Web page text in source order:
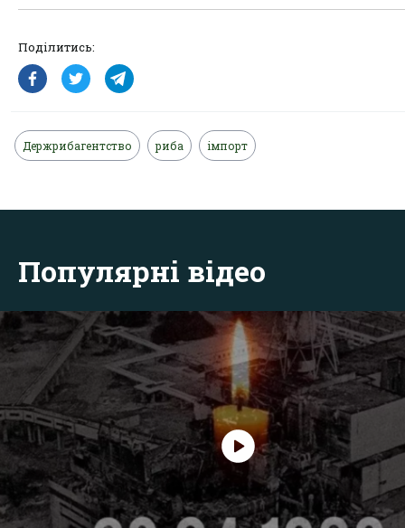
Поділитись:
Держрибагентство риба імпорт
Популярні відео